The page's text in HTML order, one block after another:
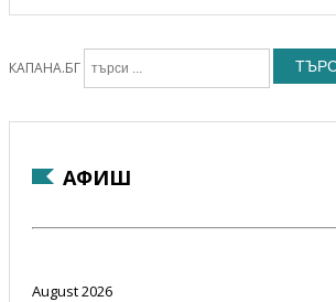
КАПАНА.БГ
АФИШ
August 2026